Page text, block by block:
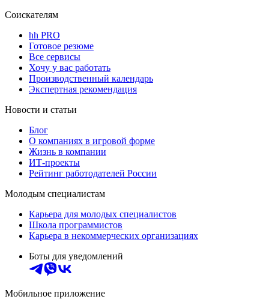
Соискателям
hh PRO
Готовое резюме
Все сервисы
Хочу у вас работать
Производственный календарь
Экспертная рекомендация
Новости и статьи
Блог
О компаниях в игровой форме
Жизнь в компании
ИТ-проекты
Рейтинг работодателей России
Молодым специалистам
Карьера для молодых специалистов
Школа программистов
Карьера в некоммерческих организациях
Боты для уведомлений
Мобильное приложение